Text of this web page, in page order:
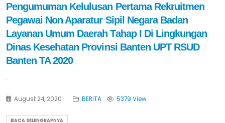
Pengumuman Kelulusan Pertama Rekruitmen
Pegawai Non Aparatur Sipil Negara Badan
Layanan Umum Daerah Tahap I Di Lingkungan
Dinas Kesehatan Provinsi Banten UPT RSUD
Banten TA 2020
.
August 24, 2020 BERITA 5379 View
BACA SELENGKAPNYA